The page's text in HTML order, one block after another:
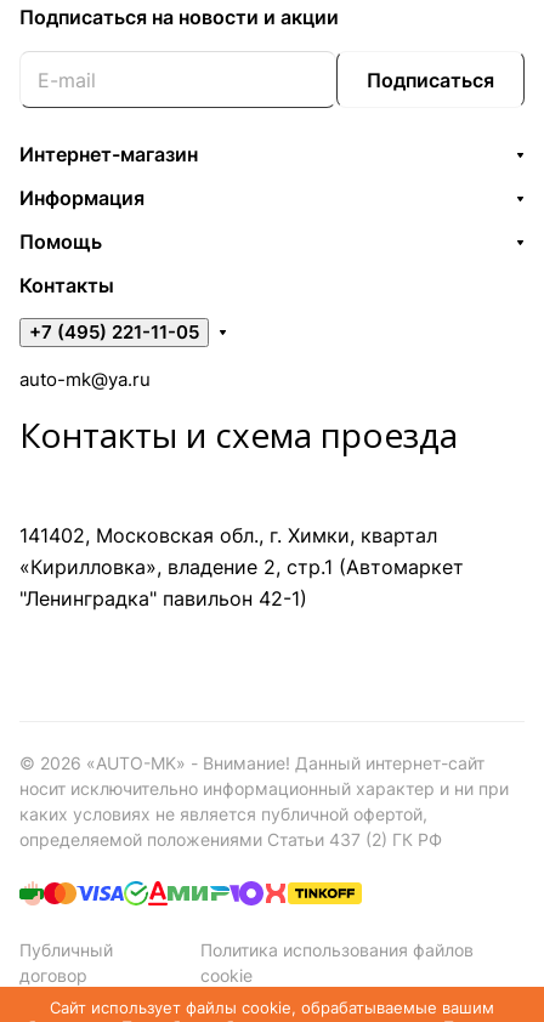
Подписаться на новости и акции
Подписаться
Интернет-магазин
Информация
Помощь
Контакты
+7 (495) 221-11-05
auto-mk@ya.ru
Контакты и схема проезда
141402, Московская обл., г. Химки, квартал
«Кирилловка», владение 2, стр.1 (Автомаркет
"Ленинградка" павильон 42-1)
© 2026 «AUTO-MK» - Внимание! Данный интернет-сайт
носит исключительно информационный характер и ни при
каких условиях не является публичной офертой,
определяемой положениями Статьи 437 (2) ГК РФ
Публичный
договор
Политика использования файлов
cookie
Политика конфиденциальности
Сайт использует файлы cookie, обрабатываемые вашим